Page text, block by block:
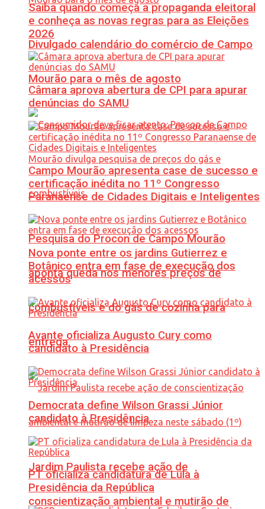
Divulgado calendário do comércio de Campo
Mourão para o mês de agosto
Pesquisa do Procon de Campo Mourão
aponta queda nos menores preços de
combustíveis e do gás de cozinha para
entrega
Jardim Paulista recebe ação de
conscientização ambiental e mutirão de
Saiba quando começa a propaganda eleitoral
e conheça as novas regras para as Eleições
2026
Câmara aprova abertura de CPI para apurar
denúncias do SAMU
Campo Mourão apresenta case de sucesso e
certificação inédita no 11º Congresso
Paranaense de Cidades Digitais e Inteligentes
Nova ponte entre os jardins Gutierrez e
Botânico entra em fase de execução dos
acessos
Avante oficializa Augusto Cury como
candidato à Presidência
Democrata define Wilson Grassi Júnior
candidato à Presidência
PT oficializa candidatura de Lula à
Presidência da República